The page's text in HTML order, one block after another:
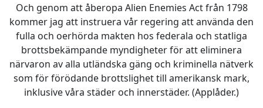
Och genom att åberopa Alien Enemies Act från 1798
kommer jag att instruera vår regering att använda den
fulla och oerhörda makten hos federala och statliga
brottsbekämpande myndigheter för att eliminera
närvaron av alla utländska gäng och kriminella nätverk
som för förödande brottslighet till amerikansk mark,
inklusive våra städer och innerstäder. (Applåder.)